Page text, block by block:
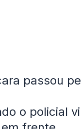
passou
o policial